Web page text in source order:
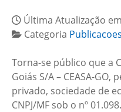
Última Atualização em
Categoria Publicacoes
Torna-se público que a
Goiás S/A – CEASA-
privado, sociedade de
CNPJ/MF sob o nº